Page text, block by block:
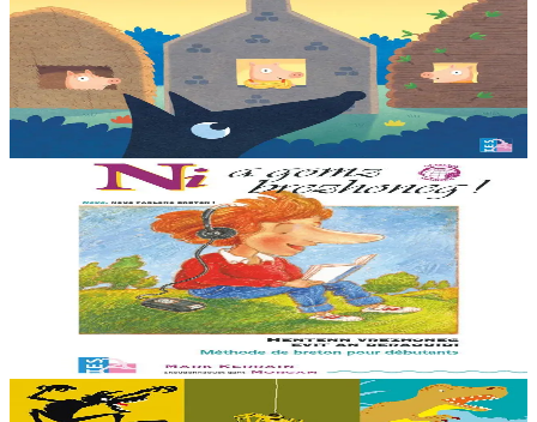
Tri femoc'h bihan
Ur wech e oa tri femoc’h bihan hag a veve eürus gant o zud. Un
deiz koulskoude e voe poent da bep hini kaout e di ! Ur rummad
savet a-ratozh evit ar vugale...
11 vloaz hag ouzhpenn
Ni a gomz brezhoneg
Un hentenn brezhoneg evit deraouidi al lise. En embannadur-mañ ez
eus ur c’hod el levr evit selaou an enrolladennoù enlinenn. Trede
embannadur.
23,00 €
5 bloaz hag ouzhpenn
TES